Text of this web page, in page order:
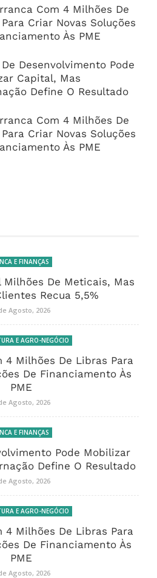
Com 4 Milhões De
Criar Novas Soluções
Às PME
Desenvolvimento Pode
Capital, Mas
Define O Resultado
Com 4 Milhões De
Criar Novas Soluções
Às PME
E FINANÇAS
Milhões De Meticais, Mas
Recua 5,5%
Agosto, 2026
E AGRO-NEGÓCIO
4 Milhões De Libras Para
De Financiamento Às
PME
Agosto, 2026
E FINANÇAS
Pode Mobilizar
Define O Resultado
Agosto, 2026
E AGRO-NEGÓCIO
4 Milhões De Libras Para
De Financiamento Às
PME
Agosto, 2026